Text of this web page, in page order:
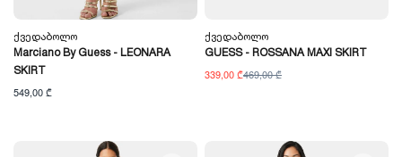
Ქვედაბოლო
Marciano By Guess - LEONARA
SKIRT
549,00 ₾
Ქვედაბოლო
GUESS - ROSSANA MAXI SKIRT
339,00 ₾469,00 ₾